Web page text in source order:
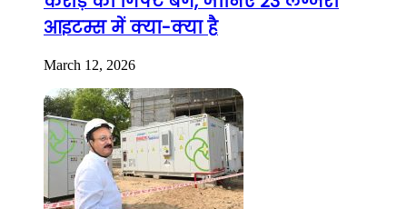
आइटम्स में क्या-क्या है
March 12, 2026